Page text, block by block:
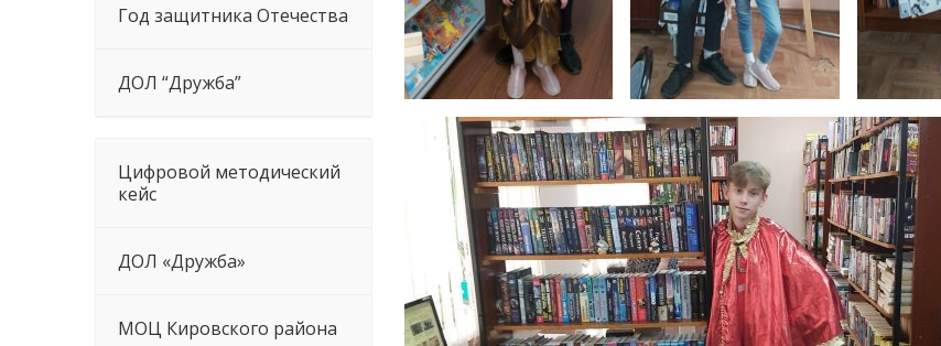
Год защитника Отечества
ДОЛ “Дружба”
Цифровой методический
кейс
ДОЛ «Дружба»
МОЦ Кировского района